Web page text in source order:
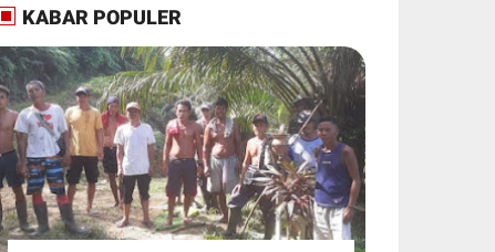
KABAR POPULER